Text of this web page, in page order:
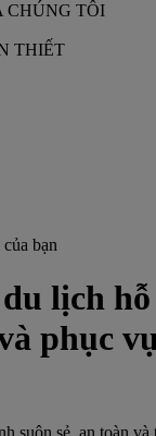
CHÚNG TÔI
THIẾT
bạn
lịch
phục
suôn sẻ, an toàn